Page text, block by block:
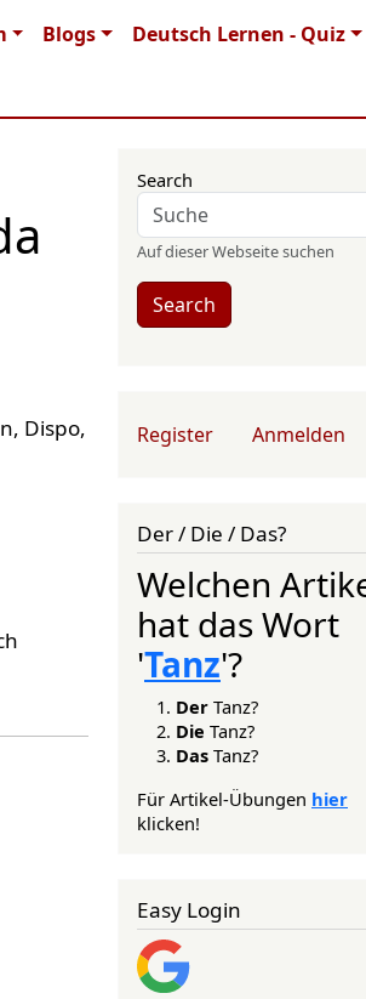
Blogs Deutsch Lernen - Quiz
Dispo,
Search
Auf dieser Webseite suchen
Search
User account menu
Register Anmelden
Der / Die / Das?
Welchen
hat das Wort
'Tanz'?
Der Tanz?
Die Tanz?
Das Tanz?
Für Artikel-Übungen hier
klicken!
Easy Login